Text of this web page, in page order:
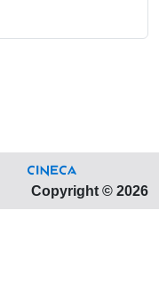
Copyright © 2026